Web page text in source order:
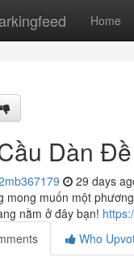
Home
Dàn
29 days
mong muốn một
nằm ở đây bạn!
Who